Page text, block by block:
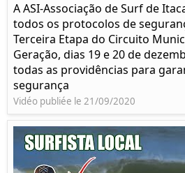
A ASI-Associação de Surf de
todos os protocolos de
Terceira Etapa do Circuito
Geração, dias 19 e 20 de
todas as providências para
segurança
Vidéo publiée le 21/09/2020